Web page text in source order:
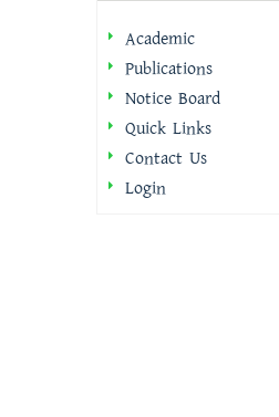
Academic
Publications
Notice Board
Quick Links
Contact Us
Login